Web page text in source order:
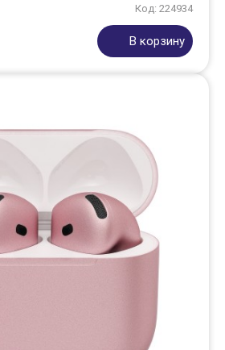
Код: 224934
В корзину